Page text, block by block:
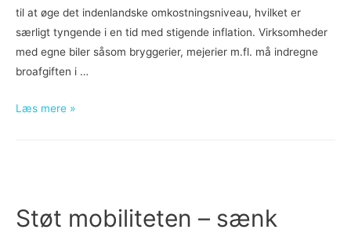
til at øge det indenlandske omkostningsniveau, hvilket er
særligt tyngende i en tid med stigende inflation. Virksomheder
med egne biler såsom bryggerier, mejerier m.fl. må indregne
broafgiften i …
Storebæltsafgiften
transportbranchen
Læs mere »
Støt mobiliteten – sænk